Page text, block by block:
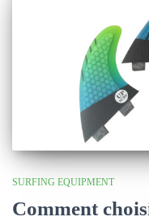
SURFING EQUIPMENT
Comment